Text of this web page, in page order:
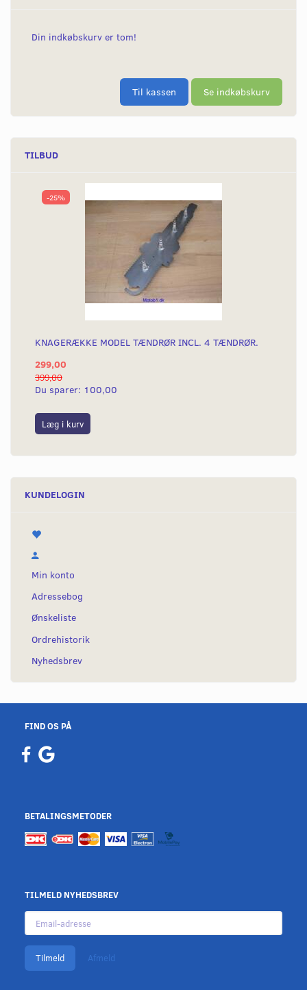
Din indkøbskurv er tom!
Til kassen Se indkøbskurv
TILBUD
-25%
KNAGERÆKKE MODEL TÆNDRØR INCL. 4 TÆNDRØR.
299,00
399,00
Du sparer: 100,00
Læg i kurv
KUNDELOGIN
Min konto
Adressebog
Ønskeliste
Ordrehistorik
Nyhedsbrev
FIND OS PÅ
BETALINGSMETODER
TILMELD NYHEDSBREV
Email-
adresse
Tilmeld Afmeld